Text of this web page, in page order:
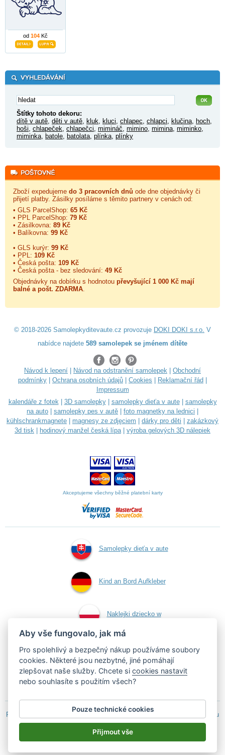
od 104 Kč
Štítky tohoto dekoru:
dítě v autě děti v autě kluk kluci chlapec chlapci klučina hoch
hoši chlapeček chlapečci mimináč mimino mimina miminko
miminka batole batolata plínka plínky
Zboží expedujeme do 3 pracovních dnů ode dne objednávky či
přijetí platby. Zásilky posíláme s těmito partnery v cenách od:
• GLS ParcelShop: 65 Kč
• PPL ParcelShop: 79 Kč
• Zásilkovna: 89 Kč
• Balíkovna: 99 Kč
• GLS kurýr: 99 Kč
• PPL: 109 Kč
• Česká pošta: 109 Kč
• Česká pošta - bez sledování: 49 Kč
Objednávky na dobírku s hodnotou převyšující 1 000 Kč mají
balné a pošt. ZDARMA
© 2018-2026 Samolepkyditevaute.cz provozuje DOKI DOKI s.r.o. V
nabídce najdete 589 samolepek se jménem dítěte
Návod k lepení Návod na odstranění samolepek
Obchodní
podmínky
Ochrana osobních údajů Cookies Reklamační řád
Impressum
kalendáře z fotek| 3D samolepky| samolepky dieťa v aute| samolepky
na auto
samolepky pes v autě foto magnetky na lednici
kühlschrankmagnete
magnesy ze zdjęciem dárky pro děti
zakázkový
3d tisk
hodinový manžel česká lípa| výroba gelových 3D nálepiek
Akceptujeme všechny běžné platební karty
Samolepky dieťa v aute
Kind an Bord Aufkleber
Naklejki dziecko w
aucie
Samolepky dítě v autě
Podle zákona o evidenci tržeb je prodávající povinen vystavit kupujícímu
účtenku.
Zároveň je povinen zaevidovat přijatou tržbu u správce daně on-line; v
případě technického výpadku pak nejpozději do 48 hodin.
Aby vše fungovalo, jak má
Pro spolehlivý a bezpečný nákup používáme soubory
cookies. Některé jsou nezbytné, jiné pomáhají
zlepšovat naše služby. Chcete sicookies nastavit
nebo souhlasíte s použitím všech?
Pouze technické cookies
Přijmout vše